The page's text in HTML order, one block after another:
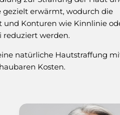
gezielt erwärmt, wodurch die
und Konturen wie Kinnlinie
reduziert werden.
natürliche Hautstraffung
Kosten.